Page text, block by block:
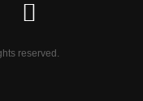
reserved.